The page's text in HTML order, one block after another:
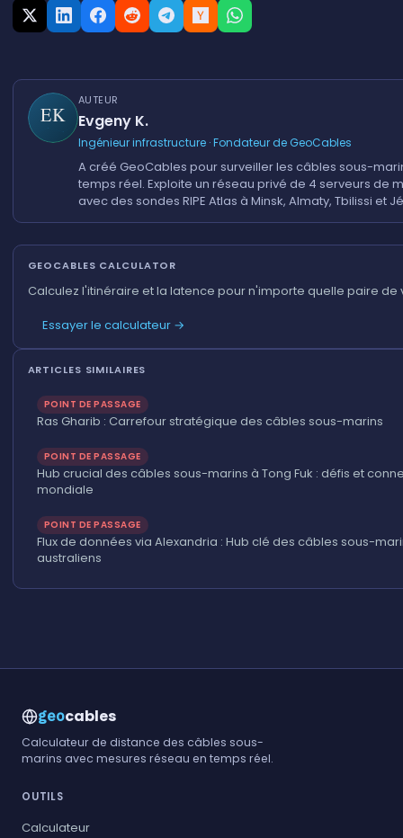
AUTEUR
Evgeny K.
Ingénieur infrastructure · Fondateur de GeoCables
A créé GeoCables pour surveiller les câbles sous-
temps réel. Exploite un réseau privé de 4 serveurs de
avec des sondes RIPE Atlas à Minsk, Almaty, Tbilissi et
GEOCABLES CALCULATOR
Calculez l'itinéraire et la latence pour n'importe quelle paire de
Essayer le calculateur →
ARTICLES SIMILAIRES
POINT DE PASSAGE
Ras Gharib : Carrefour stratégique des câbles sous-marins
POINT DE PASSAGE
Hub crucial des câbles sous-marins à Tong Fuk : défis et
mondiale
POINT DE PASSAGE
Flux de données via Alexandria : Hub clé des câbles sous-
australiens
geocables
Calculateur de distance des câbles sous-
marins avec mesures réseau en temps réel.
OUTILS
Calculateur